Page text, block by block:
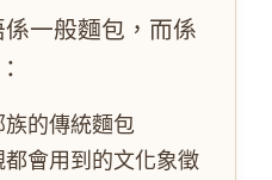
一般麵包，而係
的傳統麵包
會用到的文化象徵